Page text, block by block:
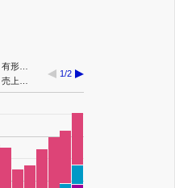
有形…
売上…
1/2